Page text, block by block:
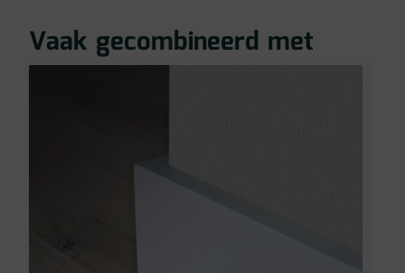
Vaak gecombineerd met